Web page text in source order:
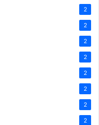
2
2
2
2
2
2
2
2